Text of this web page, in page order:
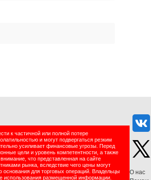
к частичной или полной потере
и могут подвергаться резким
усиливает финансовые угрозы. Перед
цели и уровень компетентности, а также
что представленная на сайте
рынка, вследствие чего цены могут
основания для торговых операций. Владельцы
использования размещенной информации.
О нас